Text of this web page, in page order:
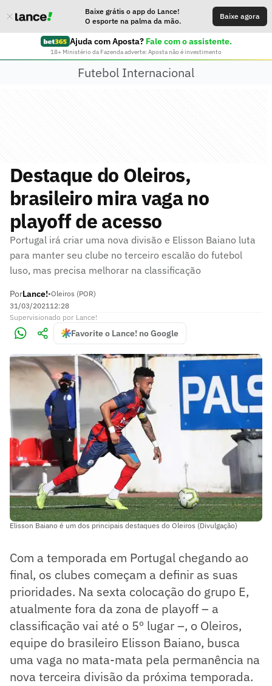
Baixe grátis o app do Lance!
O esporte na palma da mão.
Baixe agora
Ajuda com Aposta? Fale com o assistente.
18+ Ministério da Fazenda adverte: Aposta não é investimento
Futebol Internacional
Destaque do Oleiros,
brasileiro mira vaga no
playoff de acesso
Portugal irá criar uma nova divisão e Elisson Baiano luta
para manter seu clube no terceiro escalão do futebol
luso, mas precisa melhorar na classificação
PorLance!•Oleiros (POR)
31/03/202112:28
Supervisionado por Lance!
Favorite o Lance! no Google
Elisson Baiano é um dos principais destaques do Oleiros (Divulgação)
Com a temporada em Portugal chegando ao
final, os clubes começam a definir as suas
prioridades. Na sexta colocação do grupo E,
atualmente fora da zona de playoff – a
classificação vai até o 5º lugar –, o Oleiros,
equipe do brasileiro Elisson Baiano, busca
uma vaga no mata-mata pela permanência na
nova terceira divisão da próxima temporada.